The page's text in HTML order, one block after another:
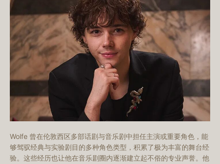
Wolfe 曾在伦敦西区多部话剧与音乐剧中担任主演或重要角色，能
够驾驭经典与实验剧目的多种角色类型，积累了极为丰富的舞台经
验。这些经历也让他在音乐剧圈内逐渐建立起不俗的专业声誉。他